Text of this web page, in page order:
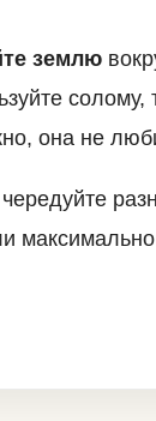
землю
она не